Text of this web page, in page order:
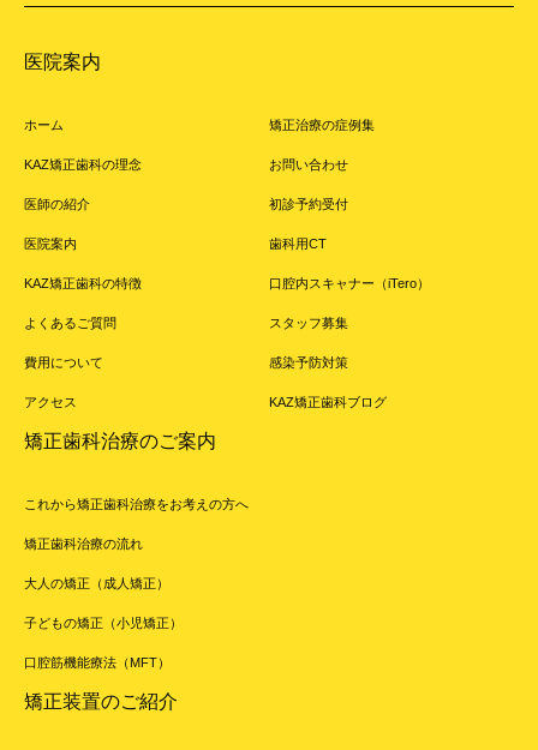
医院案内
ホーム
KAZ矯正歯科の理念
医師の紹介
医院案内
KAZ矯正歯科の特徴
よくあるご質問
費用について
アクセス
矯正治療の症例集
お問い合わせ
初診予約受付
歯科用CT
口腔内スキャナー（iTero）
スタッフ募集
感染予防対策
KAZ矯正歯科ブログ
矯正歯科治療のご案内
これから矯正歯科治療をお考えの方へ
矯正歯科治療の流れ
大人の矯正（成人矯正）
子どもの矯正（小児矯正）
口腔筋機能療法（MFT）
矯正装置のご紹介